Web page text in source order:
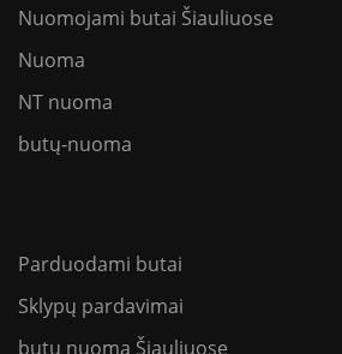
Nuomojami butai Šiauliuose
Nuoma
NT nuoma
butų-nuoma
Parduodami butai
Sklypų pardavimai
butų nuoma Šiauliuose